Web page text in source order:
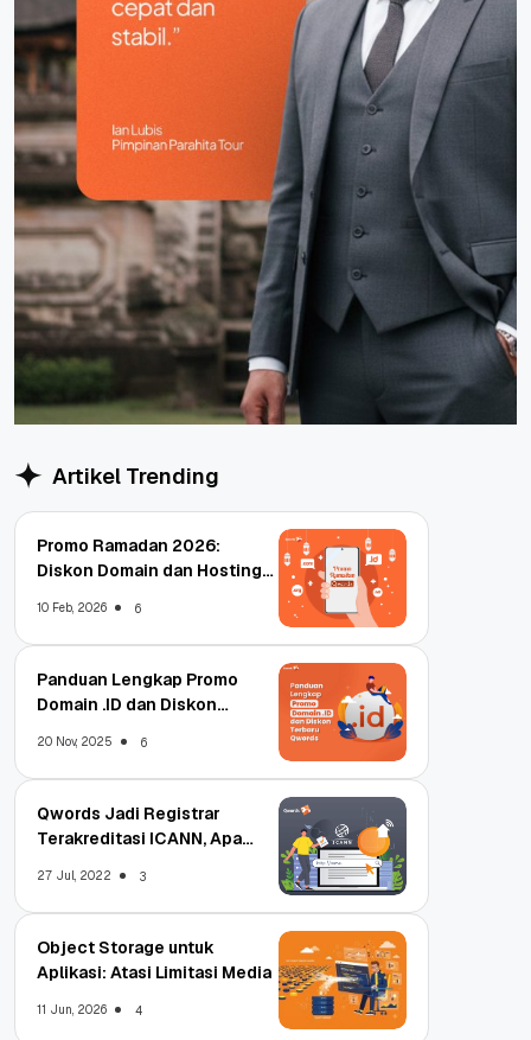
Artikel Trending
Promo Ramadan 2026:
Diskon Domain dan Hosting
10 Feb, 2026 6
Panduan Lengkap Promo
Domain .ID dan Diskon
20 Nov, 2025 6
Qwords Jadi Registrar
Terakreditasi ICANN, Apa
27 Jul, 2022 3
Object Storage untuk
Aplikasi: Atasi Limitasi Media
11 Jun, 2026 4